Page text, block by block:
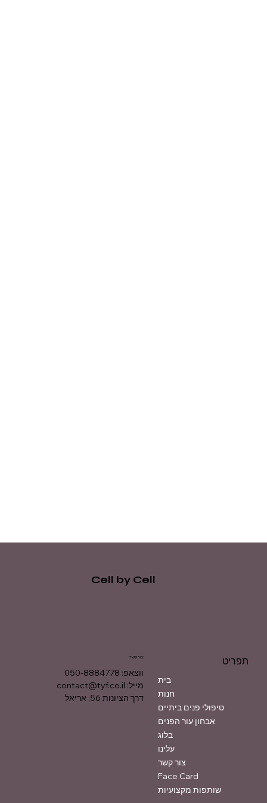
תפריט
בית
חנות
טיפולי פנים ביתיים
אבחון עור הפנים
בלוג
עלינו
צור קשר
Face Card
שותפות מקצועיות
צור קשר
ווצאפ: 050-8884778
מייל: contact@tyf.co.il
דרך הציונות 56, אריאל